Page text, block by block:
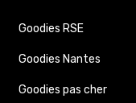
Goodies RSE
Goodies Nantes
Goodies pas cher